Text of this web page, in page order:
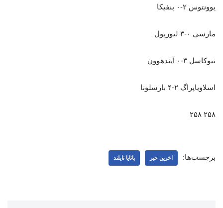
یوونتوس ۲-۰ بنفیکا
مارسی ۰-۳ لیورپول
نیوکاسل ۳-۰ آیندهوون
اسلاویاپراگ ۲-۴ بارسلونا
۲۵۸ ۲۵۸
برچسب‌ها: اخرین خبر پاتایا تایلند